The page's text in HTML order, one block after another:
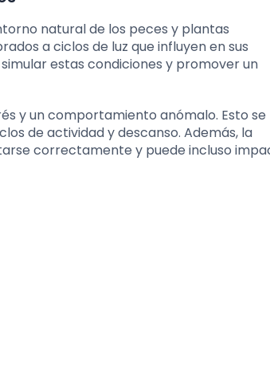
natural de los peces y plantas
a ciclos de luz que influyen en sus
estas condiciones y promover un
y un comportamiento anómalo. Esto se
de actividad y descanso. Además, la
correctamente y puede incluso